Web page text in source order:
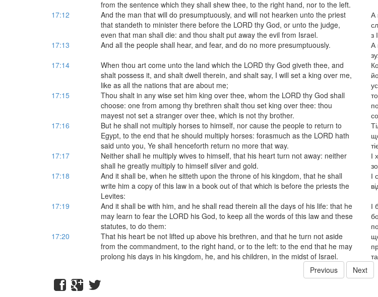
from the sentence which they shall shew thee, to the right hand, nor to the left.
17:12
And the man that will do presumptuously, and will not hearken unto the priest
that standeth to minister there before the LORD thy God, or unto the judge,
even that man shall die: and thou shalt put away the evil from Israel.
А
з
17:13
And all the people shall hear, and fear, and do no more presumptuously.
А
17:14
When thou art come unto the land which the LORD thy God giveth thee, and
shalt possess it, and shalt dwell therein, and shalt say, I will set a king over me,
like as all the nations that are about me;
17:15
Thou shalt in any wise set him king over thee, whom the LORD thy God shall
choose: one from among thy brethren shalt thou set king over thee: thou
mayest not set a stranger over thee, which is not thy brother.
17:16
But he shall not multiply horses to himself, nor cause the people to return to
Egypt, to the end that he should multiply horses: forasmuch as the LORD hath
said unto you, Ye shall henceforth return no more that way.
17:17
Neither shall he multiply wives to himself, that his heart turn not away: neither
shall he greatly multiply to himself silver and gold.
І
17:18
And it shall be, when he sitteth upon the throne of his kingdom, that he shall
write him a copy of this law in a book out of that which is before the priests the
Levites:
І
17:19
And it shall be with him, and he shall read therein all the days of his life: that he
may learn to fear the LORD his God, to keep all the words of this law and these
statutes, to do them:
І
17:20
That his heart be not lifted up above his brethren, and that he turn not aside
from the commandment, to the right hand, or to the left: to the end that he may
prolong his days in his kingdom, he, and his children, in the midst of Israel.
Previous
Next